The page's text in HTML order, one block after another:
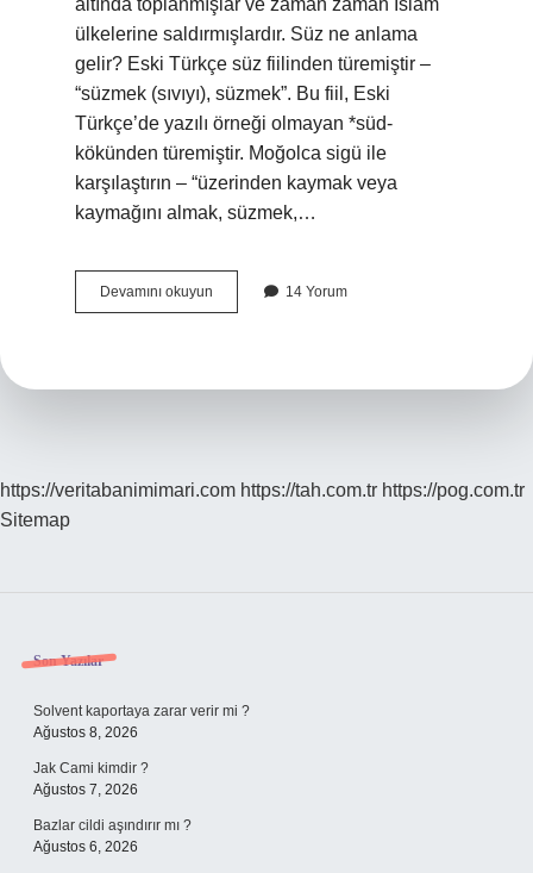
altında toplanmışlar ve zaman zaman İslam
ülkelerine saldırmışlardır. Süz ne anlama
gelir? Eski Türkçe süz fiilinden türemiştir –
“süzmek (sıvıyı), süzmek”. Bu fiil, Eski
Türkçe’de yazılı örneği olmayan *süd-
kökünden türemiştir. Moğolca sigü ile
karşılaştırın – “üzerinden kaymak veya
kaymağını almak, süzmek,…
Devamını okuyun
Ne
14 Yorum
https://veritabanimimari.com https://tah.com.tr https://pog.com.tr
Sitemap
Sidebar
Son Yazılar
Solvent kaportaya zarar verir mi ?
Ağustos 8, 2026
Jak Cami kimdir ?
Ağustos 7, 2026
Bazlar cildi aşındırır mı ?
Ağustos 6, 2026